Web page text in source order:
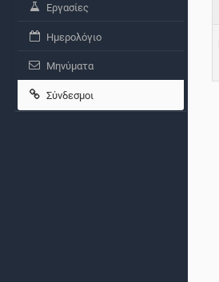
Εργασίες
Ημερολόγιο
Μηνύματα
Σύνδεσμοι